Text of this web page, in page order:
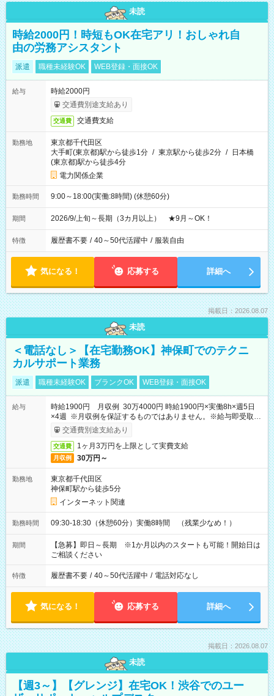
未読
時給2000円！時短もOK在宅アリ！おしゃれ自
由の労務アシスタント
派遣 職種未経験OK WEB登録・面接OK
給与
時給2000円
交通費別途支給あり
交通費 交通費支給
勤務地
東京都千代田区
大手町(東京都)駅から徒歩1分 / 東京駅から徒歩2分 / 日本橋
(東京都)駅から徒歩4分
電力関係企業
勤務時間 9:00～18:00(実働:8時間) (休憩60分)
期間 2026/9/上旬～長期（3カ月以上） ★9月～OK！
特徴 履歴書不要 / 40～50代活躍中 / 服装自由
気になる！ 応募する 詳細へ
掲載日：2026.08.07
未読
＜電話なし＞【在宅勤務OK】神保町でのテクニ
カルサポート業務
派遣 職種未経験OK ブランクOK WEB登録・面接OK
給与
時給1900円 月収例 30万4000円 時給1900円×実働8h×週5日
×4週 ※月収例を保証するものではありません。※給与即受取り
サービス利用可（利用条件有）
交通費別途支給あり
交通費 1ヶ月3万円を上限として実費支給
月収例 30万円～
勤務地
東京都千代田区
神保町駅から徒歩5分
インターネット関連
勤務時間 09:30-18:30（休憩60分）実働8時間 （残業少なめ！）
期間
【急募】即日～長期 ※1か月以内のスタートも可能！開始日は
ご相談ください
特徴 履歴書不要 / 40～50代活躍中 / 電話対応なし
気になる！ 応募する 詳細へ
掲載日：2026.08.07
未読
【週3～】【グレンジ】在宅OK！渋谷でのユー